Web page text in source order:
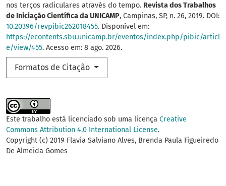
nos terços radiculares através do tempo. Revista dos Trabalhos
de Iniciação Científica da UNICAMP, Campinas, SP, n. 26, 2019. DOI:
10.20396/revpibic262018455. Disponível em:
https://econtents.sbu.unicamp.br/eventos/index.php/pibic/articl
e/view/455. Acesso em: 8 ago. 2026.
Formatos de Citação
Este trabalho está licenciado sob uma licença Creative
Commons Attribution 4.0 International License.
Copyright (c) 2019 Flavia Salviano Alves, Brenda Paula Figueiredo
De Almeida Gomes